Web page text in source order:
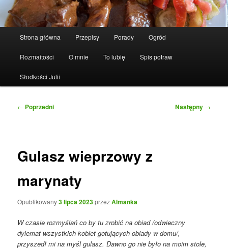
Strona główna Przepisy Porady Ogród
Rozmaitości O mnie To lubię Spis potraw
Słodkości Julii
Nawigacja
← Poprzedni Następny →
Gulasz wieprzowy z
marynaty
Opublikowany3 lipca 2023przezAlmanka
W czasie rozmyślań co by tu zrobić na obiad /odwieczny
dylemat wszystkich kobiet gotujących obiady w domu/,
przyszedł mi na myśl gulasz. Dawno go nie było na moim stole,